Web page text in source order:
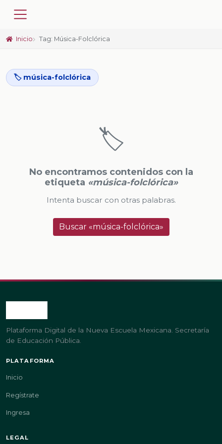
Inicio Tag: Música-Folclórica
🏷️ música-folclórica
🏷️
No encontramos contenidos con la
etiqueta «música-folclórica»
Intenta buscar con otras palabras.
Buscar «música-folclórica»
Plataforma Digital de la Nueva Escuela Mexicana. Secretaría
de Educación Pública.
PLATAFORMA
Inicio
Regístrate
Ingresa
LEGAL